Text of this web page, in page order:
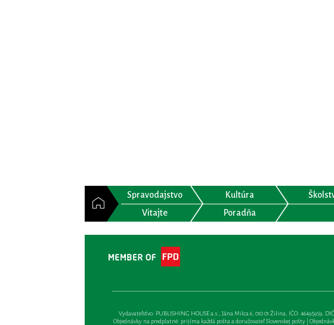
Spravodajstvo Kultúra
Vitajte
Poradňa
Vydavateľsťvo: PUBLISHING HOUSE a.s., Jána Milca 6, 010 01 Žilina, IČO: 46495959,
Objednávky na predplatné: prijíma každá pošta a doručovateľ Slovenskej pošty |